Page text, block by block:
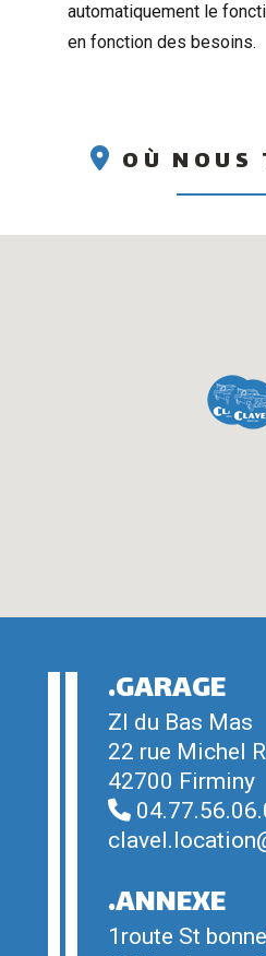
automatiquement le
en fonction des besoins.
OÙ NOUS
.GARAGE
ZI du Bas Mas
22 rue Michel
42700 Firminy
.ANNEXE
1route St